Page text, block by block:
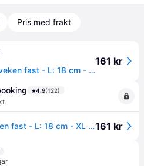
Pris med frakt
Nålar till ljusform - Hålla veken fast - L: 18 cm - XL - 5 st
161 kr
4.9(122)
Nålar till ljusform - Hålla veken fast - L: 18 cm - XL - 5 st161 kr